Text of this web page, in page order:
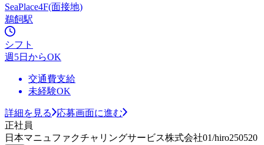
SeaPlace4F(面接地)
鵜飼駅
シフト
週5日からOK
交通費支給
未経験OK
詳細を見る
応募画面に進む
正社員
日本マニュファクチャリングサービス株式会社01/hiro250520